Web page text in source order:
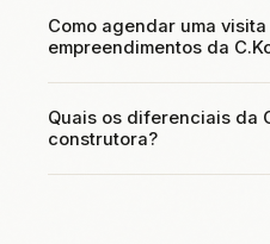
empreendimento acima
financiamento pelos
Econômica, Bradesco, Itaú,
condições facilitadas direto
imóveis na planta, o modelo
a obra e 70% financiado na
Como agendar uma
empreendimentos da
em Porto Belo, entre em
99170-2508. Nosso corretor
56.920-F) oferece
Quais os diferenciais da
construtora?